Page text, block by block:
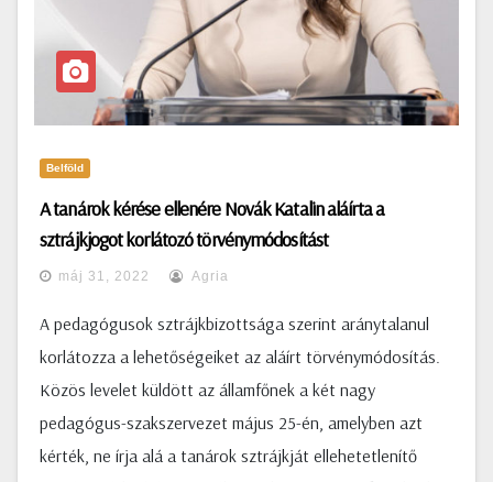
Belföld
A tanárok kérése ellenére Novák Katalin aláírta a
sztrájkjogot korlátozó törvénymódosítást
máj 31, 2022 Agria
A pedagógusok sztrájkbizottsága szerint aránytalanul
korlátozza a lehetőségeiket az aláírt törvénymódosítás.
Közös levelet küldött az államfőnek a két nagy
pedagógus-szakszervezet május 25-én, amelyben azt
kérték, ne írja alá a tanárok sztrájkját ellehetetlenítő